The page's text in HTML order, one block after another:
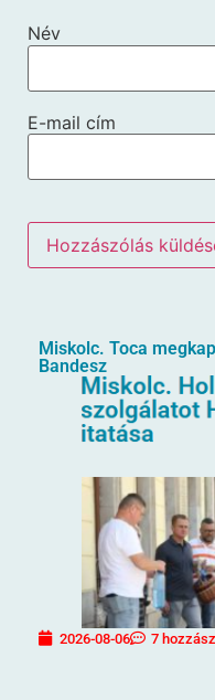
Név
E-mail cím
Miskolc. Toca
Bandesz
2026-08-06 7